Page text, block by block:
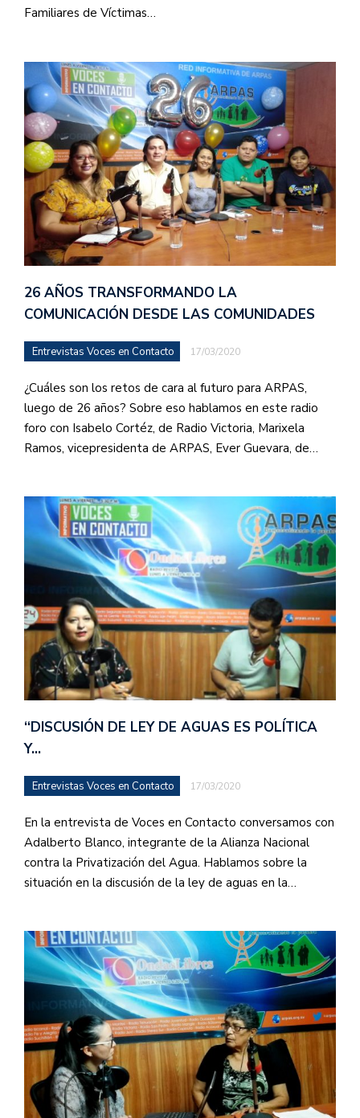
Familiares de Víctimas…
26 AÑOS TRANSFORMANDO LA
COMUNICACIÓN DESDE LAS COMUNIDADES
Entrevistas Voces en Contacto 17/03/2020
¿Cuáles son los retos de cara al futuro para ARPAS,
luego de 26 años? Sobre eso hablamos en este radio
foro con Isabelo Cortéz, de Radio Victoria, Marixela
Ramos, vicepresidenta de ARPAS, Ever Guevara, de…
“DISCUSIÓN DE LEY DE AGUAS ES POLÍTICA
Y…
Entrevistas Voces en Contacto 17/03/2020
En la entrevista de Voces en Contacto conversamos con
Adalberto Blanco, integrante de la Alianza Nacional
contra la Privatización del Agua. Hablamos sobre la
situación en la discusión de la ley de aguas en la…